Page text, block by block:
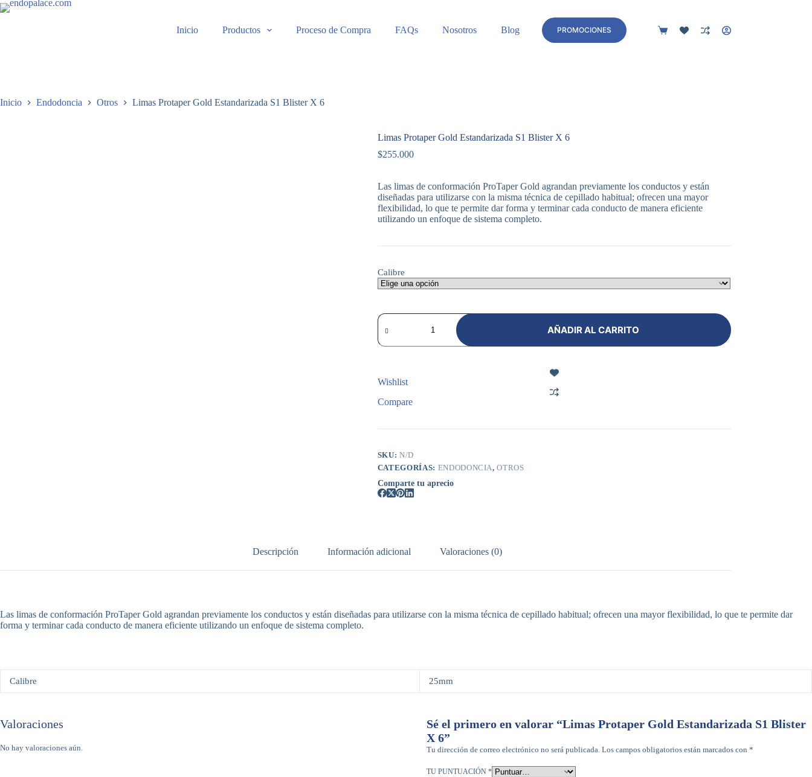
Saltar
al
Inicio Productos Proceso de Compra FAQs Nosotros Blog Contacto
PROMOCIONES
Carro
Inicio Endodoncia Otros Limas Protaper Gold Estandarizada S1 Blister X 6
Limas Protaper Gold Estandarizada S1 Blister X 6
$255.000
Las limas de conformación ProTaper Gold agrandan previamente los conductos y están
diseñadas para utilizarse con la misma técnica de cepillado habitual; ofrecen una mayor
flexibilidad, lo que te permite dar forma y terminar cada conducto de manera eficiente
utilizando un enfoque de sistema completo.
Calibre
Limas
Protaper
Gold
Estandarizada
X
cantidad
AÑADIR AL CARRITO
Wishlist
Compare
SKU:N/D
CATEGORÍAS: ENDODONCIA,OTROS
Comparte tu aprecio
Descripción Información adicional Valoraciones (0)
Las limas de conformación ProTaper Gold agrandan previamente los conductos y están diseñadas para utilizarse con la misma técnica de cepillado habitual; ofrecen una mayor flexibilidad, lo que te permite dar
forma y terminar cada conducto de manera eficiente utilizando un enfoque de sistema completo.
Calibre 25mm
Valoraciones
No hay valoraciones aún.
Sé el primero en valorar “Limas Protaper Gold Estandarizada S1 Blister
X 6”
Tu dirección de correo electrónico no será publicada. Los campos obligatorios están marcados con *
TU PUNTUACIÓN *